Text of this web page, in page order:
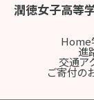
潤徳女子高等
Home
進
交通ア
ご寄付の